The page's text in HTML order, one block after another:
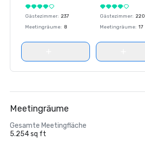
Gästezimmer: 237
Meetingräume: 8
Gästezimmer: 220
Meetingräume: 17
Meetingräume
Gesamte Meetingfläche
5.254 sq ft